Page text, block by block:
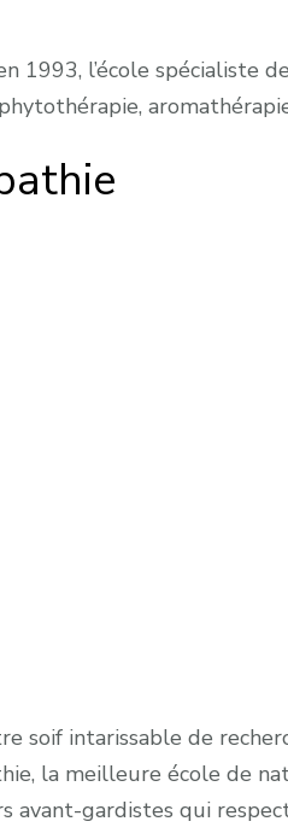
1993, l’école spécialiste
intarissable de
la meilleure école de
avant-gardistes qui